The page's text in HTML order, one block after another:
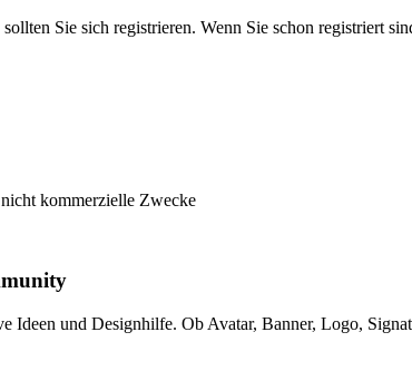
Sie sich registrieren. Wenn Sie schon registriert
kommerzielle Zwecke
Ideen und Designhilfe. Ob Avatar, Banner, Logo,